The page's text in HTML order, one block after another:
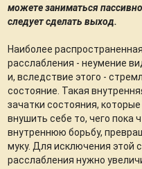
можете заниматься
следует сделать выход.
Наиболее
расслабления - неумение
и, вследствие этого -
состояние. Такая
зачатки состояния,
внушить себе то, чего пока
внутреннюю борьбу,
муку. Для исключения этой
расслабления нужно